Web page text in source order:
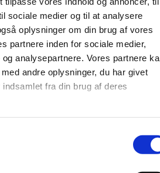
sociale medier og til at analysere
oplysninger om din brug af vores
partnere inden for sociale medier,
analysepartnere. Vores partnere
andre oplysninger, du har givet
fra din brug af deres